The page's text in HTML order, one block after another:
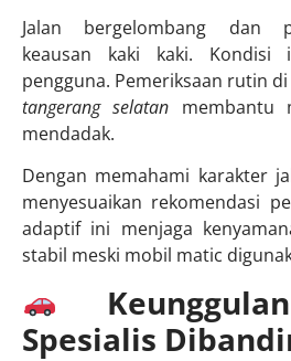
Jalan bergelombang dan
keausan kaki kaki. Kondisi
pengguna. Pemeriksaan rutin di
tangerang selatan membantu
mendadak.
Dengan memahami karakter
menyesuaikan rekomendasi
adaptif ini menjaga
stabil meski mobil matic
Spesialis